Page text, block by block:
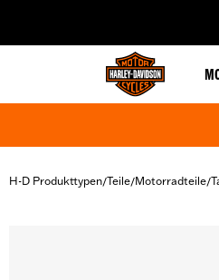
H-D Produkttypen/Teile/Motorradteile/